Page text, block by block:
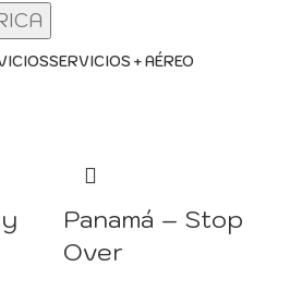
SERVICIOS + AÉREO
Panamá – Stop
Over